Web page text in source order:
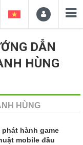
DẪN
HÙNG
HÙNG
hành game
mobile đầu